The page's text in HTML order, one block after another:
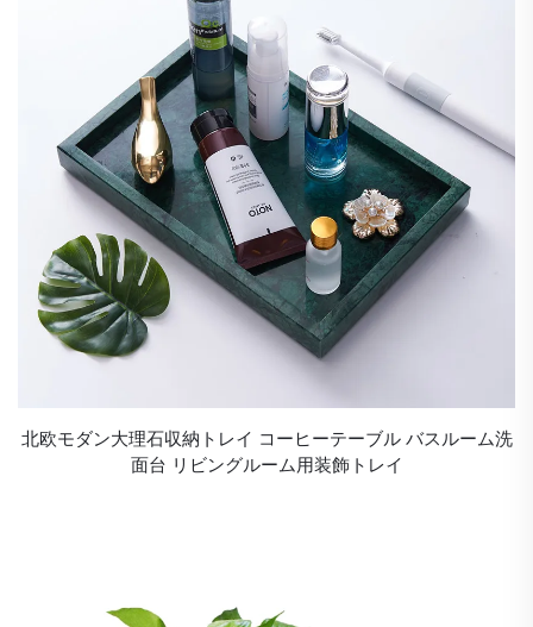
北欧モダン大理石収納トレイ コーヒーテーブル バスルーム洗
面台 リビングルーム用装飾トレイ